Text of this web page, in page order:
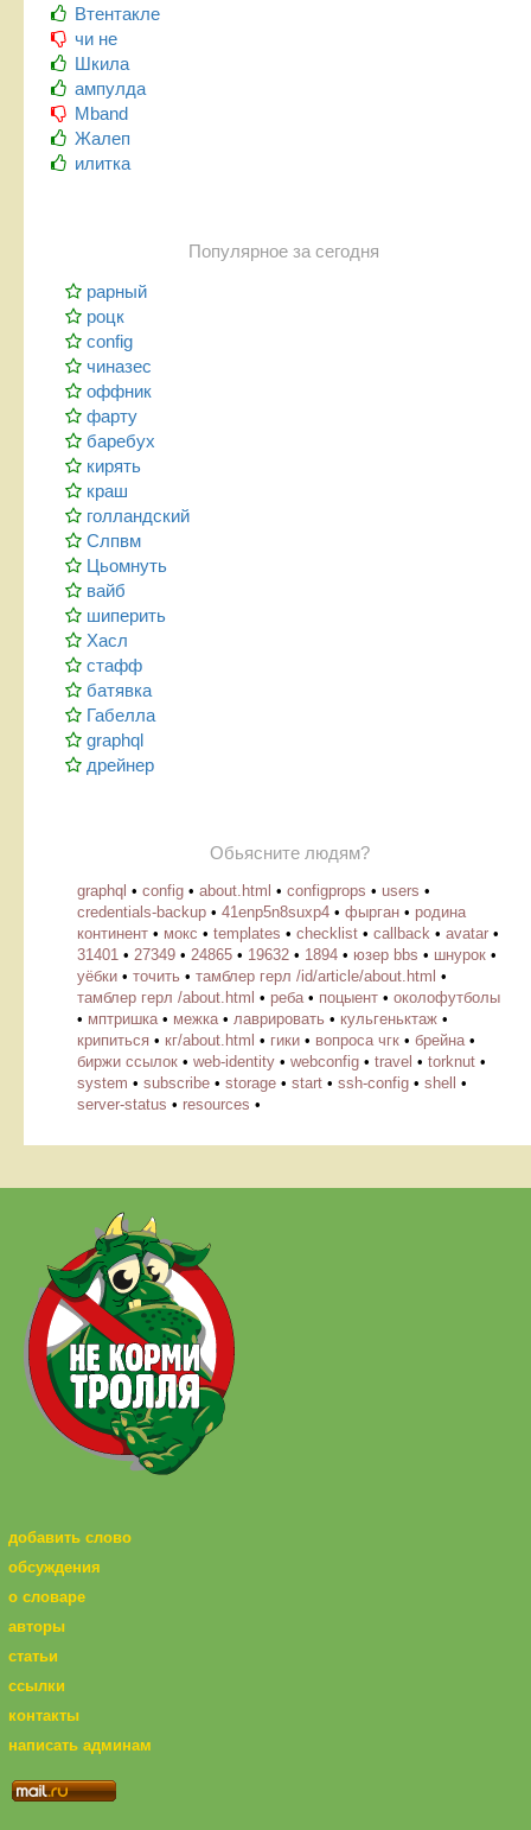
Втентакле
чи не
Шкила
ампулда
Mband
Жалеп
илитка
Популярное за сегодня
рарный
роцк
config
чиназес
оффник
фарту
баребух
кирять
краш
голландский
Слпвм
Цьомнуть
вайб
шиперить
Хасл
стафф
батявка
Габелла
graphql
дрейнер
Обьясните людям?
graphql • config • about.html • configprops • users •
credentials-backup • 41enp5n8suxp4 • фырган • родина
континент • мокс • templates • checklist • callback • avatar •
31401 • 27349 • 24865 • 19632 • 1894 • юзер bbs • шнурок •
уёбки • точить • тамблер герл /id/article/about.html •
тамблер герл /about.html • реба • поцыент • околофутболы
• мптришка • межка • лаврировать • кульгеньктаж •
крипиться • кг/about.html • гики • вопроса чгк • брейна •
биржи ссылок • web-identity • webconfig • travel • torknut •
system • subscribe • storage • start • ssh-config • shell
•
server-status • resources •
добавить слово
обсуждения
о словаре
авторы
статьи
ссылки
контакты
написать админам